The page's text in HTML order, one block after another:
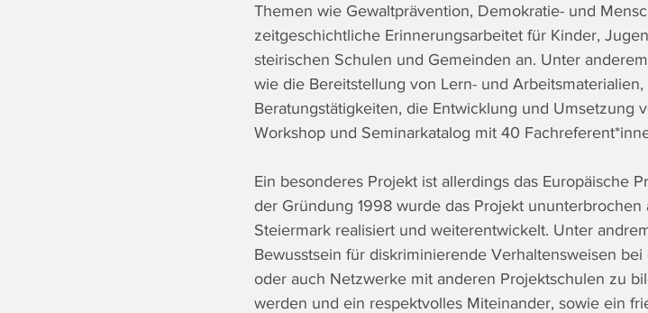
Themen wie Gewaltprävention, Demokratie- und
zeitgeschichtliche Erinnerungsarbeitet für Kinder,
steirischen Schulen und Gemeinden an. Unter
wie die Bereitstellung von Lern- und Arbeitsmaterialien,
Beratungstätigkeiten, die Entwicklung und Umsetzung
Workshop und Seminarkatalog mit 40
Ein besonderes Projekt ist allerdings das Europäische
der Gründung 1998 wurde das Projekt
Steiermark realisiert und weiterentwickelt. Unter
Bewusstsein für diskriminierende Verhaltensweisen
oder auch Netzwerke mit anderen Projektschulen zu
werden und ein respektvolles Miteinander, sowie ein